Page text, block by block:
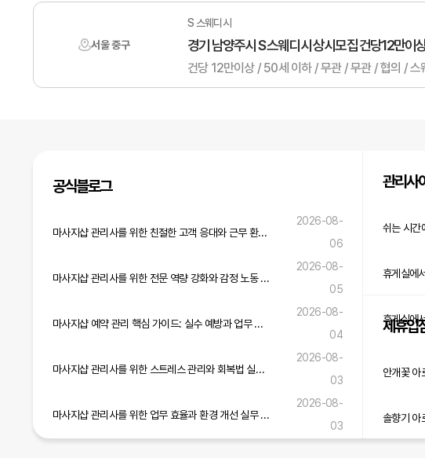
서울 중구
S 스웨디시
경기 남양주시 S 스웨디시 상시모집 건당12만이
건당 12만이상 / 50세 이하 / 무관 / 무관 / 협의 / 스
공식블로그
마사지샵 관리사를 위한 친절한 고객 응대와 근무 환경 개선 전략
2026-08-
06
마사지샵 관리사를 위한 전문 역량 강화와 감정 노동 관리 실무 가이드
2026-08-
05
마사지샵 예약 관리 핵심 가이드: 실수 예방과 업무 효율 증진 전략
2026-08-
04
마사지샵 관리사를 위한 스트레스 관리와 회복법 실무 가이드
2026-08-
03
마사지샵 관리사를 위한 업무 효율과 환경 개선 실무 전략
2026-08-
03
관리사
쉬는 시간
휴게실에
제휴입
안개꽃 아
솔향기 아